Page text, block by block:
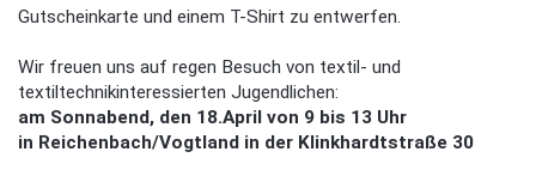
Gutscheinkarte und einem T-Shirt zu entwerfen.
Wir freuen uns auf regen Besuch von textil- und
textiltechnikinteressierten Jugendlichen:
am Sonnabend, den 18.April von 9 bis 13 Uhr
in Reichenbach/Vogtland in der Klinkhardtstraße 30